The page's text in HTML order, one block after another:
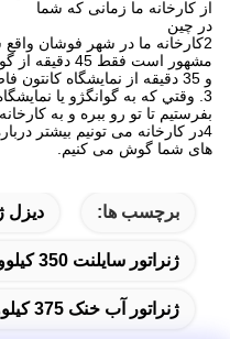
از کارخانه ما زمانی که شما
در چین
2کارخانه ما در شهر فوشان
مشهور است فقط 45 دقیقه از گوانگژو فاصله دارد
و 35 دقيقه از نمایشگاه کانتون فاصله داره
3. وقتي که به گوانگژو يا
بفرستيم تا تو رو ببره و به
4در کارخانه می تونیم بیشتر
های شما گوش می کنیم.
برچسب ها: دیزل ژنراتور
ژنراتور سایلنت 350 کیلووات کامینز
ژنراتور آب خنک 375 کیلووات